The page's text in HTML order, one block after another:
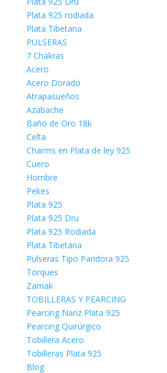
Plata 925 rodiada
Plata Tibetana
PULSERAS
7 Chakras
Acero
Acero Dorado
Atrapasueños
Azabache
Baño de Oro 18k
Celta
Charms en Plata de ley 925
Cuero
Hombre
Pekes
Plata 925
Plata 925 Dru
Plata 925 Rodiada
Plata Tibetana
Pulseras Tipo Pandora 925
Torques
Zamak
TOBILLERAS Y PEARCING
Pearcing Nariz Plata 925
Pearcing Quirúrgico
Tobillera Acero
Tobilleras Plata 925
Blog